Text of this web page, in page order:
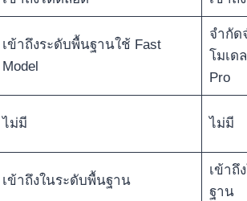
เข้าถึงระดับพื้นฐานใช้ Fast
Model
จำกัด
โมเด
Pro
ไม่มี ไม่มี
เข้าถึงในระดับพื้นฐาน
เข้าถึ
ฐาน